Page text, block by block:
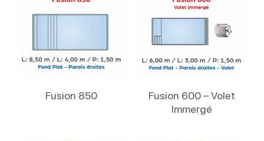
Fusion 850
Fusion 600 – Volet
Immergé